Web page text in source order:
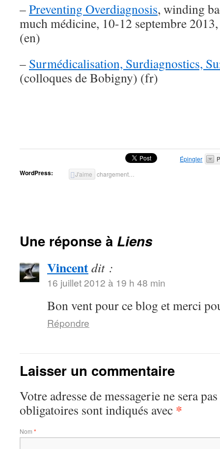
–Preventing Overdiagnosis, winding
much médicine, 10-12 septembre
(en)
– Surmédicalisation, Surdiagnostics,
(colloques de Bobigny) (fr)
Épingler
WordPress: J'aime chargement…
Une réponse à Liens
Vincentdit :
16 juillet 2012 à 19 h 48 min
Bon vent pour ce blog et merci
Répondre
Laisser un commentaire
Votre adresse de messagerie ne sera
obligatoires sont indiqués avec *
Nom *